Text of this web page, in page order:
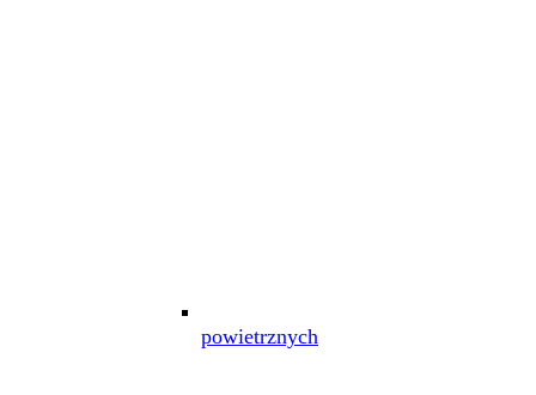
powietrznych